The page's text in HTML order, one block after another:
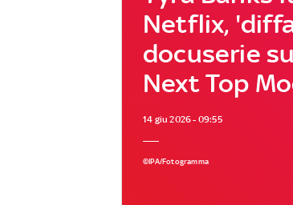
Netflix,
docuserie
Next Top
14 giu 2026 - 09:55
©IPA/Fotogramma